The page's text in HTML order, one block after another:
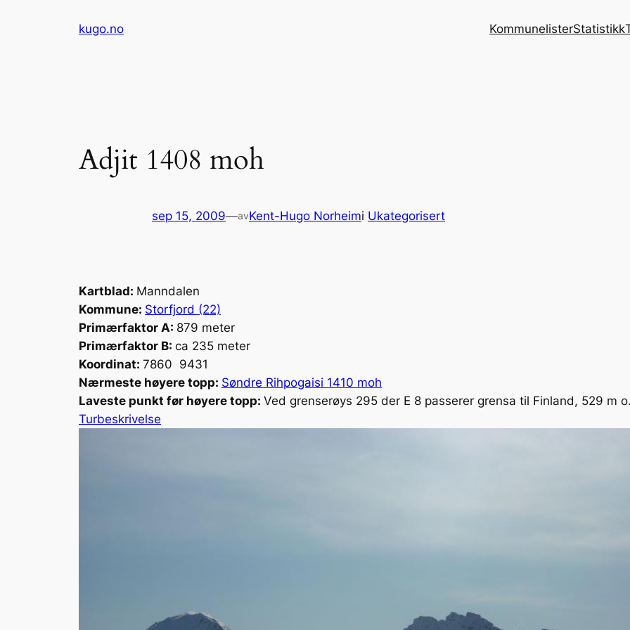
kugo.no KommunelisterStatistikk
Adjit 1408 moh
sep 15, 2009—avKent-Hugo Norheimi Ukategorisert
Kartblad: Manndalen
Kommune: Storfjord (22)
Primærfaktor A: 879 meter
Primærfaktor B: ca 235 meter
Koordinat: 7860 9431
Nærmeste høyere topp: Søndre Rihpogaisi 1410 moh
Laveste punkt før høyere topp: Ved grenserøys 295 der E 8 passerer grensa til Finland, 529 m
Turbeskrivelse